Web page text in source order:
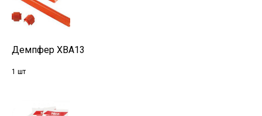
Демпфер XBA13
1 шт